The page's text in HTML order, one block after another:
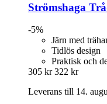
Strömshaga
-5%
Järn med
Tidlös design
Praktisk och
305 kr 322 kr
Leverans till 14.